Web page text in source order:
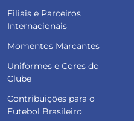
Filiais e Parceiros
Internacionais
Momentos Marcantes
Uniformes e Cores do
Clube
Contribuições para o
Futebol Brasileiro